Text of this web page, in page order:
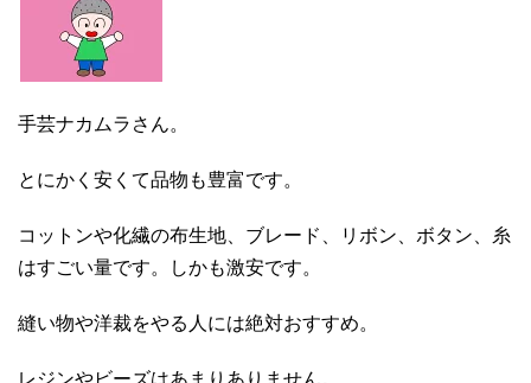
手芸ナカムラさん。
とにかく安くて品物も豊富です。
コットンや化繊の布生地、ブレード、リボン、ボタン、糸
はすごい量です。しかも激安です。
縫い物や洋裁をやる人には絶対おすすめ。
レジンやビーズはあまりありません。